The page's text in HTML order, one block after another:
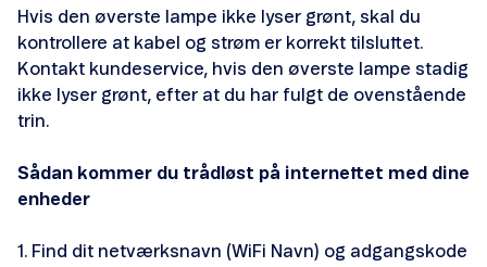
Hvis den øverste lampe ikke lyser grønt, skal du
kontrollere at kabel og strøm er korrekt tilsluttet.
Kontakt kundeservice, hvis den øverste lampe stadig
ikke lyser grønt, efter at du har fulgt de ovenstående
trin.
Sådan kommer du trådløst på internettet med dine
enheder
Find dit netværksnavn (WiFi Navn) og adgangskode